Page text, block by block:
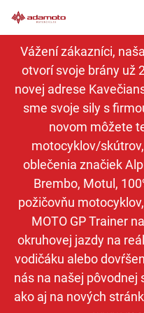
na
obsah
Vážení zákazníci,
otvorí svoje brány už
novej adrese
sme svoje sily s
novom môžete
motocyklov/
oblečenia značiek
Brembo, Motul,
požičovňu
MOTO GP Trainer
okruhovej jazdy na
vodičáku alebo
nás na našej
ako aj na nových